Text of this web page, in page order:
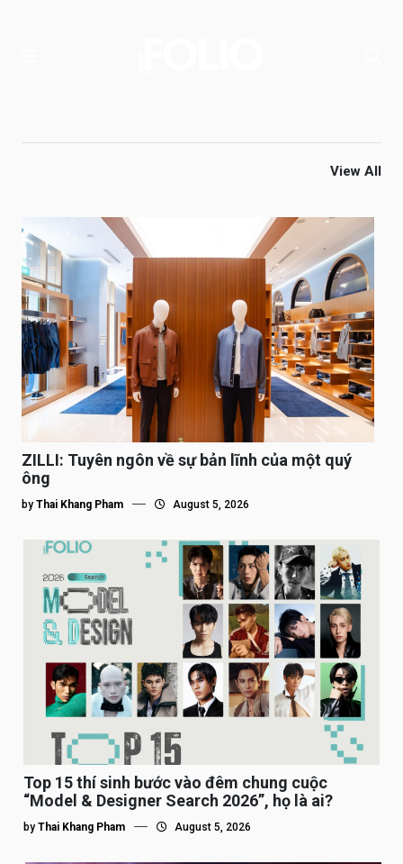
View All
ZILLI: Tuyên ngôn về sự bản lĩnh của một quý
ông
by Thai Khang Pham August 5, 2026
Top 15 thí sinh bước vào đêm chung cuộc
“Model & Designer Search 2026”, họ là ai?
by Thai Khang Pham August 5, 2026